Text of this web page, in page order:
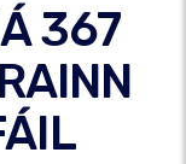
367